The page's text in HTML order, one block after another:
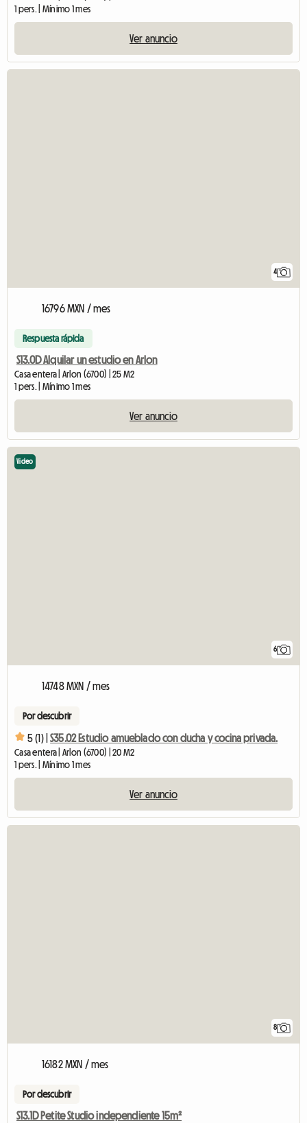
1 pers. | Mínimo 1 mes
Ver anuncio
4
16796 MXN / mes
Respuesta rápida
S13.0D Alquilar un estudio en Arlon
Casa entera | Arlon (6700) | 25 M2
1 pers. | Mínimo 1 mes
Ver anuncio
6
Video
14748 MXN / mes
Por descubrir
5 (1) | S35.02 Estudio amueblado con ducha y cocina privada.
Casa entera | Arlon (6700) | 20 M2
1 pers. | Mínimo 1 mes
Ver anuncio
8
16182 MXN / mes
Por descubrir
S13.1D Petite Studio independiente 15m²